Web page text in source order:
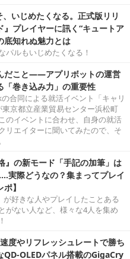
いじめたくなる。正式版リリ
』プレイヤーに訊く“キュートア
底知れぬ魅力とは
パルもいじめたくなる！
だこと――アプリボットの運営
「巻き込み力」の重要性
合同による就活イベント「キャリ
京都立産業貿易センター浜松町
のイベントに合わせ、自身の就活
リエイターに聞いてみたので、そ
』の新モード「手記の加筆」は
実際どうなの？集まってプレイ
】
が好きな人やプレイしたことある
がない人など、様々な4人を集め
度やリフレッシュレートで勝ち
QD-OLEDパネル搭載のGigaCry